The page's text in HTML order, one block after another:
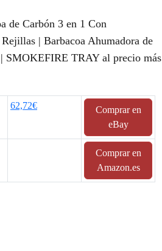
de Carbón 3 en 1 Con
| Barbacoa Ahumadora de
SMOKEFIRE TRAY al precio más
62,72€
Comprar en
eBay
Comprar en
Amazon.es